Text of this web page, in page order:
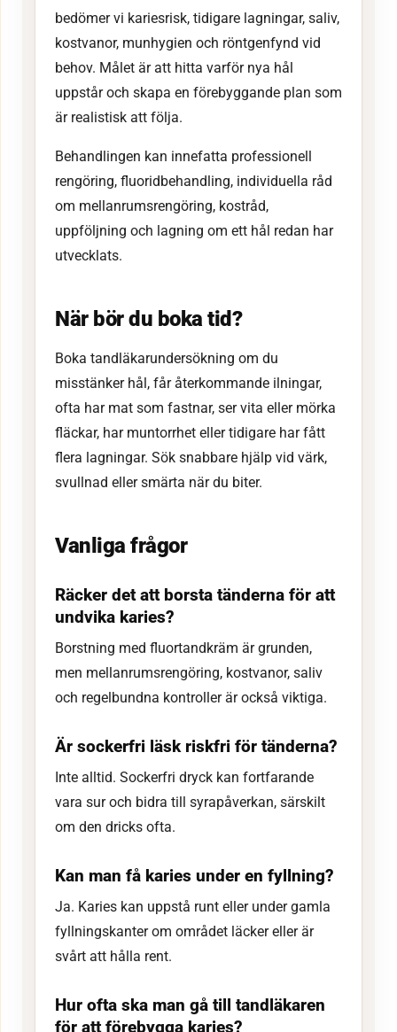
bedömer vi kariesrisk, tidigare lagningar, saliv,
kostvanor, munhygien och röntgenfynd vid
behov. Målet är att hitta varför nya hål
uppstår och skapa en förebyggande plan som
är realistisk att följa.
Behandlingen kan innefatta professionell
rengöring, fluoridbehandling, individuella råd
om mellanrumsrengöring, kostråd,
uppföljning och lagning om ett hål redan har
utvecklats.
När bör du boka tid?
Boka tandläkarundersökning om du
misstänker hål, får återkommande ilningar,
ofta har mat som fastnar, ser vita eller mörka
fläckar, har muntorrhet eller tidigare har fått
flera lagningar. Sök snabbare hjälp vid värk,
svullnad eller smärta när du biter.
Vanliga frågor
Räcker det att borsta tänderna för att
undvika karies?
Borstning med fluortandkräm är grunden,
men mellanrumsrengöring, kostvanor, saliv
och regelbundna kontroller är också viktiga.
Är sockerfri läsk riskfri för tänderna?
Inte alltid. Sockerfri dryck kan fortfarande
vara sur och bidra till syrapåverkan, särskilt
om den dricks ofta.
Kan man få karies under en fyllning?
Ja. Karies kan uppstå runt eller under gamla
fyllningskanter om området läcker eller är
svårt att hålla rent.
Hur ofta ska man gå till tandläkaren
för att förebygga karies?